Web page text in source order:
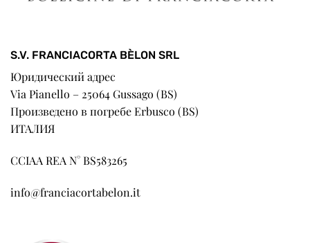
S.V. FRANCIACORTA BÈLON SRL
Юридический адрес
Via Pianello – 25064 Gussago (BS)
Произведено в погребе Erbusco (BS)
ИТАЛИЯ
CCIAA REA N° BS583265
info@franciacortabelon.it